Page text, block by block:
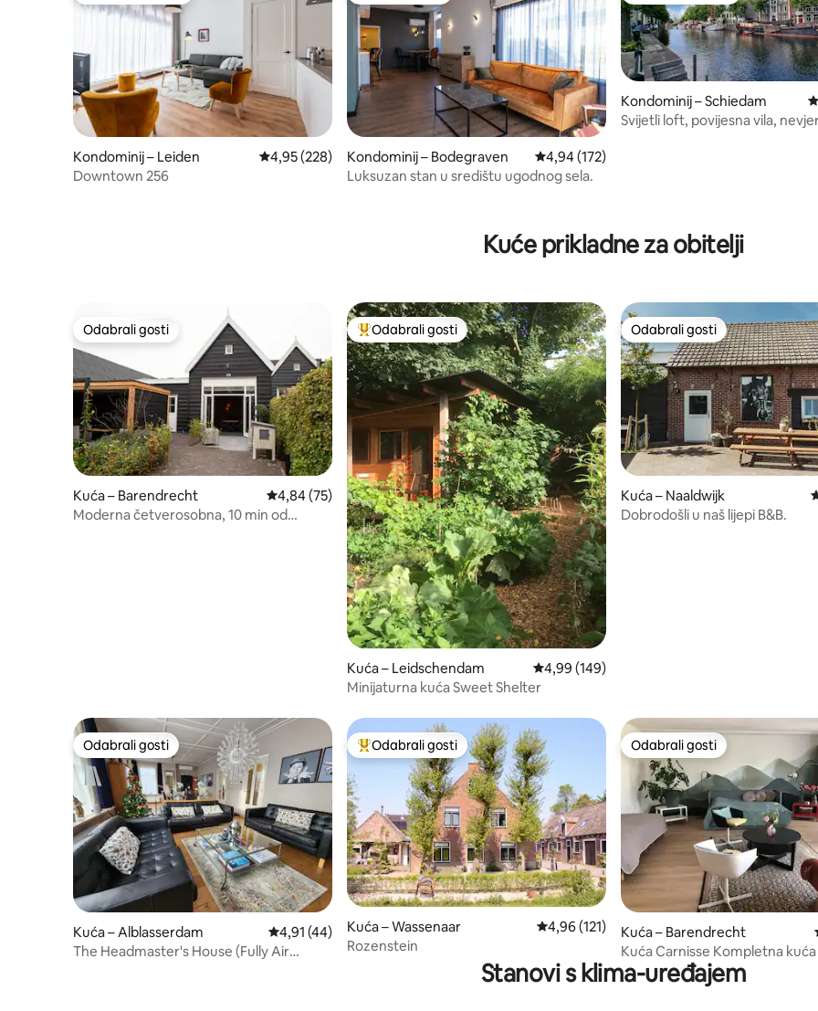
Kondominij – Leiden Prosječna ocjena: 4,95/5, recenzija: 228
4,95 (228)
Downtown 256
Kondominij – Bodegraven Prosječna ocjena: 4,94/5, recenzija: 172
4,94 (172)
Luksuzan stan u središtu ugodnog sela.
Kondominij – Schiedam
Svijetli loft, povijesna vila,
Kuće prikladne za obitelji
Odabrali gosti
Odabrali gosti
Kuća – Barendrecht Prosječna ocjena: 4,84/5, recenzija: 75
4,84 (75)
Moderna četverosobna, 10 min od
Među najviše rangiranima s oznakom „Odabrali gosti”
Odabrali gosti
Kuća – Leidschendam Prosječna ocjena: 4,99/5, recenzija: 149
4,99 (149)
Minijaturna kuća Sweet Shelter
Odabrali gosti
Odabrali gosti
Kuća – Naaldwijk
Dobrodošli u naš lijepi B&B.
Odabrali gosti
Odabrali gosti
Kuća – Alblasserdam Prosječna ocjena: 4,91/5, recenzija: 44
4,91 (44)
The Headmaster's House (Fully Air
Među najviše rangiranima s oznakom „Odabrali gosti”
Odabrali gosti
Kuća – Wassenaar Prosječna ocjena: 4,96/5, recenzija: 121
4,96 (121)
Rozenstein
Odabrali gosti
Odabrali gosti
Kuća – Barendrecht
Kuća Carnisse Kompletna kuća
stražnjim dvorištem
Stanovi s klima-uređajem